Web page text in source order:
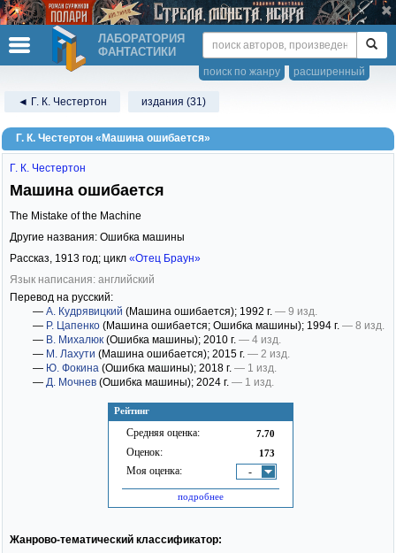
ЛАБОРАТОРИЯ
ФАНТАСТИКИ
расширенный
поиск по жанру
◄ Г. К. Честертон издания (31)
Г. К. Честертон «Машина ошибается»
Рейтинг
Средняя оценка: 7.70
Оценок: 173
Моя оценка: -
подробнее
Г. К. Честертон
Машина ошибается
The Mistake of the Machine
Другие названия: Ошибка машины
Рассказ, 1913 год; цикл «Отец Браун»
Язык написания: английский
Перевод на русский:
— А. Кудрявицкий (Машина ошибается); 1992 г. — 9 изд.
— Р. Цапенко (Машина ошибается; Ошибка машины); 1994 г. — 8 изд.
— В. Михалюк (Ошибка машины); 2010 г. — 4 изд.
— М. Лахути (Машина ошибается); 2015 г. — 2 изд.
— Ю. Фокина (Ошибка машины); 2018 г. — 1 изд.
— Д. Мочнев (Ошибка машины); 2024 г. — 1 изд.
Жанрово-тематический классификатор: